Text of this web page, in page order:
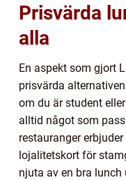
Prisvärda
alla
En aspekt som gjort
prisvärda
om du är student
alltid något som
restauranger
lojalitetskort för
njuta av en bra